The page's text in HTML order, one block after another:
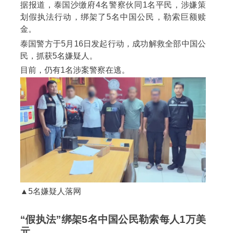
据报道，泰国沙缴府4名警察伙同1名平民，涉嫌策
划假执法行动，绑架了5名中国公民，勒索巨额赎
金。
泰国警方于5月16日发起行动，成功解救全部中国公
民，抓获5名嫌疑人。
目前，仍有1名涉案警察在逃。
▲5名嫌疑人落网
“假执法”绑架5名中国公民勒索每人1万美